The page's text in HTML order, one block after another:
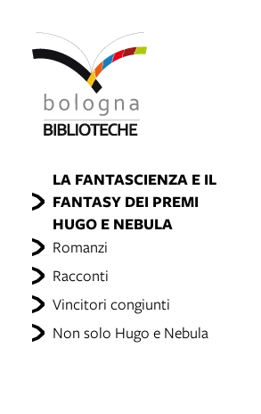
LA FANTASCIENZA E IL
FANTASY DEI PREMI
HUGO E NEBULA
Romanzi
Racconti
Vincitori congiunti
Non solo Hugo e Nebula